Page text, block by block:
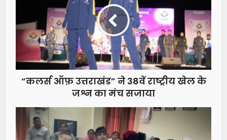
“कलर्स ऑफ़ उत्तराखंड” ने 38वें राष्ट्रीय खेल के
जश्न का मंच सजाया